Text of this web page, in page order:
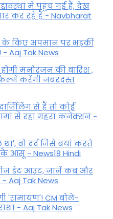
में पहुंच गई हैं, देख
कर रहे हैं - Navbharat
के किए अपमान पर भड़कीं
Aaj Tak News
मनोरंजन की बारिश ,
करेंगी जबरदस्त
से हैं तो कोई
से रहा गहरा कनेक्शन -
वो दर्द जिसे बयां करते
- News18 Hindi
डेट आउट, जानें कब और
Aaj Tak News
'रामायण'! CM बोले-
- Aaj Tak News